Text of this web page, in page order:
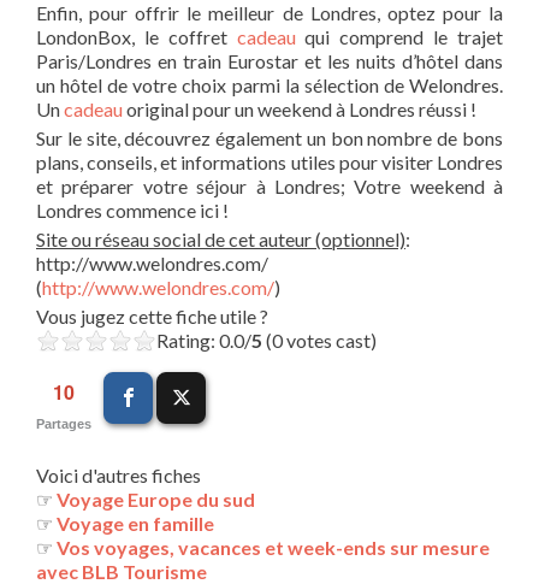
Enfin, pour offrir le meilleur de Londres, optez pour la
LondonBox, le coffret cadeauqui comprend le trajet
Paris/Londres en train Eurostar et les nuits d’hôtel dans
un hôtel de votre choix parmi la sélection de Welondres.
Uncadeauoriginal pour un weekend à Londres réussi !
Sur le site, découvrez également un bon nombre de bons
plans, conseils, et informations utiles pour visiter Londres
et préparer votre séjour à Londres; Votre weekend à
Londres commence ici !
Site ou réseau social de cet auteur (optionnel):
http://www.welondres.com/
(http://www.welondres.com/)
Vous jugez cette fiche utile ?
Rating: 0.0/5 (0 votes cast)
10
Partages
Voici d'autres fiches
☞ Voyage Europe du sud
☞ Voyage en famille
☞ Vos voyages, vacances et week-ends sur mesure
avec BLB Tourisme